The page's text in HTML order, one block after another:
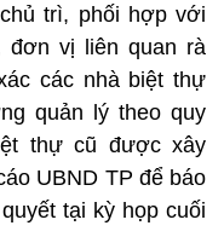
trì, phối hợp với
đơn vị liên quan rà
các nhà biệt thự
quản lý theo quy
thự cũ được xây
UBND TP để báo
tại kỳ họp cuối